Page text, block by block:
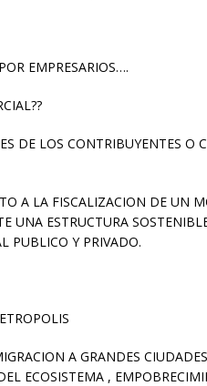
EMPRESARIOS….
DE LOS CONTRIBUYENTES O
A LA FISCALIZACION DE UN
UNA ESTRUCTURA
PUBLICO Y PRIVADO.
A GRANDES
ECOSISTEMA ,